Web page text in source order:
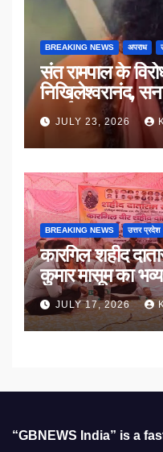
BREAKING NEWS अपराध
संत रामपाल के
निखिलेश्वरानंद,
उठाई मांग
JULY 23, 2026
BREAKING NEWS उत्तर प्रदेश
कारगिल शहीद
कुमार मासूम का
का सम्मान
JULY 17, 2026
“GBNEWS India” is a